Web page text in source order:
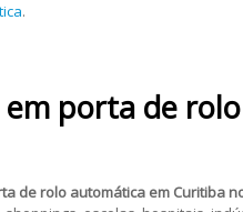
.
em porta de
de rolo automática em Curitiba